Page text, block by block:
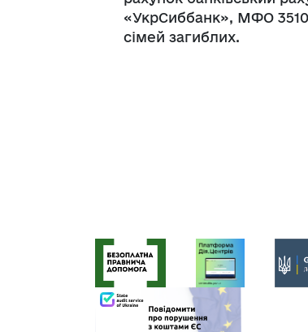
«УкрСиббанк», МФО
сімей загиблих.